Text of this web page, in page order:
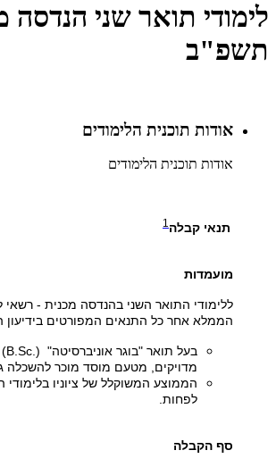
לימודי תואר שני הנדסה
תשפ"ב
אודות תוכנית הלימודים
אודות תוכנית הלימודים
תנאי קבלה 1
מועמדות
ללימודי התואר השני בהנדסה מכנית -
הממלא אחר כל התנאים המפורטים בידיעון
בעל תואר "בוגר אוניברסיטה" (. B.Sc
)
מדויקים, מטעם מוסד מוכר להשכלה
לפחות.
​סף הקבלה